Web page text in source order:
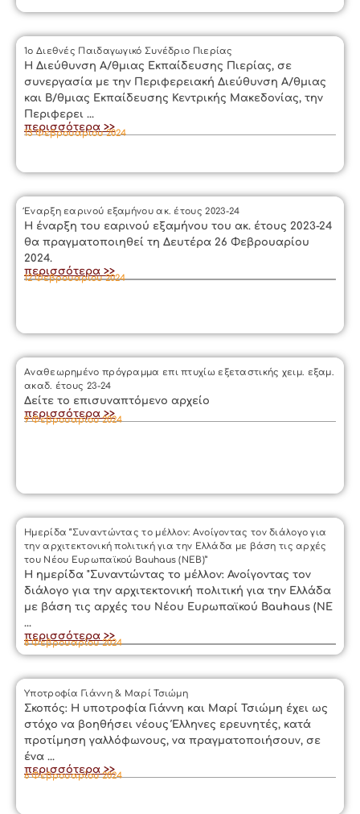
1ο Διεθνές Παιδαγωγικό Συνέδριο Πιερίας
Η Διεύθυνση Α/θμιας Εκπαίδευσης Πιερίας, σε
συνεργασία με την Περιφερειακή Διεύθυνση Α/θμιας
και Β/θμιας Εκπαίδευσης Κεντρικής Μακεδονίας, την
Περιφερει ...
περισσότερα >>
13 Φεβρουαρίου 2024
Έναρξη εαρινού εξαμήνου ακ. έτους 2023-24
Η έναρξη του εαρινού εξαμήνου του ακ. έτους 2023-24
θα πραγματοποιηθεί τη Δευτέρα 26 Φεβρουαρίου
2024.
περισσότερα >>
12 Φεβρουαρίου 2024
Αναθεωρημένο πρόγραμμα επι πτυχίω εξεταστικής χειμ. εξαμ.
ακαδ. έτους 23-24
Δείτε το επισυναπτόμενο αρχείο
περισσότερα >>
9 Φεβρουαρίου 2024
Ημερίδα “Συναντώντας το μέλλον: Ανοίγοντας τον διάλογο για
την αρχιτεκτονική πολιτική για την Ελλάδα με βάση τις αρχές
του Νέου Ευρωπαϊκού Bauhaus (NEB)”
Η ημερίδα "Συναντώντας το μέλλον: Ανοίγοντας τον
διάλογο για την αρχιτεκτονική πολιτική για την Ελλάδα
με βάση τις αρχές του Νέου Ευρωπαϊκού Bauhaus (NE
...
περισσότερα >>
8 Φεβρουαρίου 2024
Υποτροφία Γιάννη & Μαρί Τσιώμη
Σκοπός: Η υποτροφία Γιάννη και Μαρί Τσιώμη έχει ως
στόχο να βοηθήσει νέους Έλληνες ερευνητές, κατά
προτίμηση γαλλόφωνους, να πραγματοποιήσουν, σε
ένα ...
περισσότερα >>
6 Φεβρουαρίου 2024